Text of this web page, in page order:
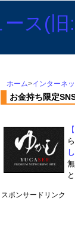
ホーム>インターネ
お金持ち限定
スポンサードリンク